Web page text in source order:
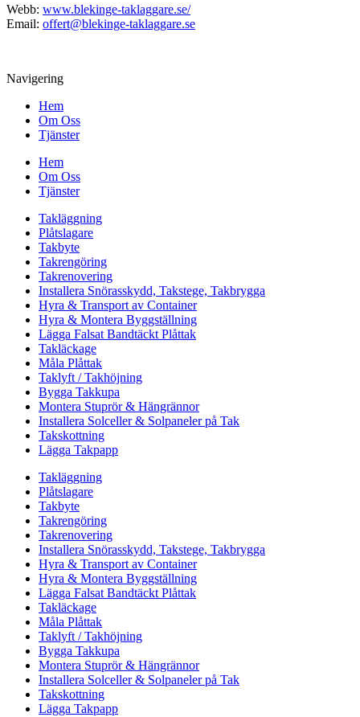
Webb: www.blekinge-taklaggare.se/
Email: offert@blekinge-taklaggare.se
Navigering
Hem
Om Oss
Tjänster
Hem
Om Oss
Tjänster
Takläggning
Plåtslagare
Takbyte
Takrengöring
Takrenovering
Installera Snörasskydd, Takstege, Takbrygga
Hyra & Transport av Container
Hyra & Montera Byggställning
Lägga Falsat Bandtäckt Plåttak
Takläckage
Måla Plåttak
Taklyft / Takhöjning
Bygga Takkupa
Montera Stuprör & Hängrännor
Installera Solceller & Solpaneler på Tak
Takskottning
Lägga Takpapp
Takläggning
Plåtslagare
Takbyte
Takrengöring
Takrenovering
Installera Snörasskydd, Takstege, Takbrygga
Hyra & Transport av Container
Hyra & Montera Byggställning
Lägga Falsat Bandtäckt Plåttak
Takläckage
Måla Plåttak
Taklyft / Takhöjning
Bygga Takkupa
Montera Stuprör & Hängrännor
Installera Solceller & Solpaneler på Tak
Takskottning
Lägga Takpapp